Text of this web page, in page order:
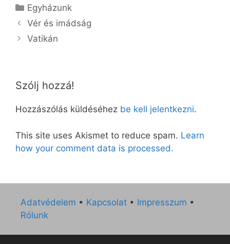
Kategória
Egyházunk
Vér és imádság
Vatikán
Szólj hozzá!
Hozzászólás küldéséhez be kell jelentkezni.
This site uses Akismet to reduce spam. Learn
how your comment data is processed.
Adatvédelem • Kapcsolat • Impresszum •
Rólunk